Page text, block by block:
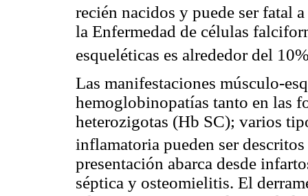
recién nacidos y puede ser fatal
la Enfermedad de células
esqueléticas es alrededor del
Las manifestaciones músculo-
hemoglobinopatías tanto en las
heterozigotas (Hb SC); varios
inflamatoria pueden ser
presentación abarca desde
séptica y osteomielitis. El